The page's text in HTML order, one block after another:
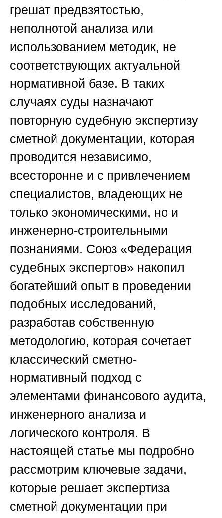
грешат предвзятостью,
неполнотой анализа или
использованием методик, не
соответствующих актуальной
нормативной базе. В таких
случаях суды назначают
повторную судебную экспертизу
сметной документации, которая
проводится независимо,
всесторонне и с привлечением
специалистов, владеющих не
только экономическими, но и
инженерно-строительными
познаниями. Союз «Федерация
судебных экспертов» накопил
богатейший опыт в проведении
подобных исследований,
разработав собственную
методологию, которая сочетает
классический сметно-
нормативный подход с
элементами финансового аудита,
инженерного анализа и
логического контроля. В
настоящей статье мы подробно
рассмотрим ключевые задачи,
которые решает экспертиза
сметной документации при